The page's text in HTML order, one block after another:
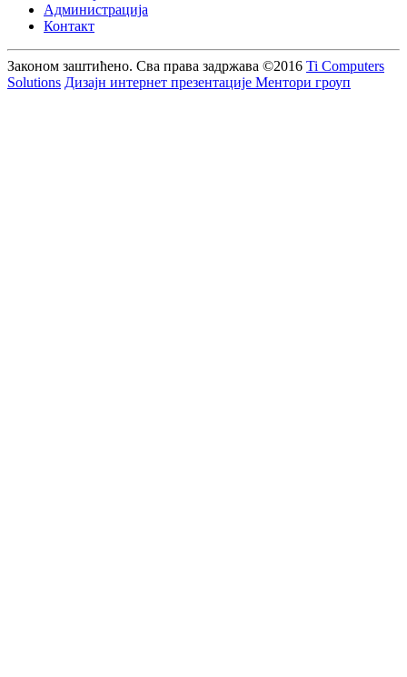
Администрација
Контакт
Законом заштићено. Сва права задржава ©2016 Ti Computers
Solutions Дизајн интернет презентације Ментори гроуп